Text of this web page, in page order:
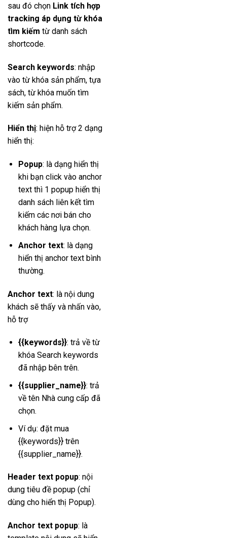
sau đó chọn Link tích hợp
tracking áp dụng từ khóa
tìm kiếm từ danh sách
shortcode.
Search keywords: nhập
vào từ khóa sản phẩm, tựa
sách, từ khóa muốn tìm
kiếm sản phẩm.
Hiển thị: hiện hỗ trợ 2 dạng
hiển thị:
Popup: là dạng hiển thị
khi bạn click vào anchor
text thì 1 popup hiển thị
danh sách liên kết tìm
kiếm các nơi bán cho
khách hàng lựa chọn.
Anchor text: là dạng
hiển thị anchor text bình
thường.
Anchor text: là nội dung
khách sẽ thấy và nhấn vào,
hỗ trợ
{{keywords}}: trả về từ
khóa Search keywords
đã nhập bên trên.
{{supplier_name}}: trả
về tên Nhà cung cấp đã
chọn.
Ví dụ: đặt mua
{{keywords}} trên
{{supplier_name}}.
Header text popup: nội
dung tiêu đề popup (chỉ
dùng cho hiển thị Popup).
Anchor text popup: là